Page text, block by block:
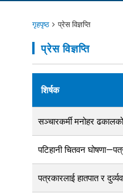
गृहपृष्ठ प्रेस विज्ञप्ति
प्रेस विज्ञप्ति
शिर्षक
सञ्चारकर्मी मनोहर
पटिहानी चितवन
पत्रकारलाई हातपात र